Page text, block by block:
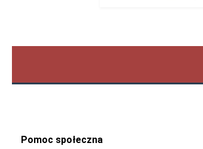
Pomoc społeczna